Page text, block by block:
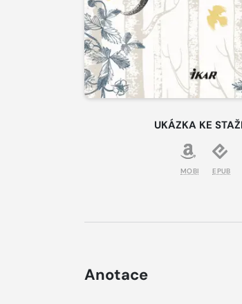
UKÁZKA KE
MOBI EPUB
Anotace